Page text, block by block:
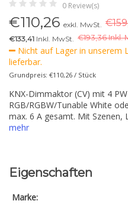
0 Review(s)
€110,26 exkl. MwSt.
€133,41 Inkl. MwSt. €193,36 Inkl.
Nicht auf Lager in unserem
lieferbar.
Grundpreis: €110,26 / Stück
KNX-Dimmaktor (CV) mit 4
RGB/RGBW/Tunable White
max. 6 A gesamt. Mit Szenen,
mehr
Eigenschaften
Marke: